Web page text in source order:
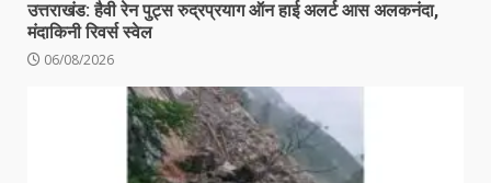
उत्तराखंड: हैवी रेन पुट्स रुद्रप्रयाग ऑन हाई अलर्ट आस अलकनंदा,
मंदाकिनी रिवर्स स्वेल
06/08/2026